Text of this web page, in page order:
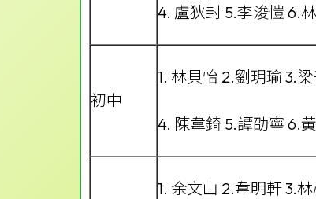
4. 盧狄封 5.李浚愷 6.
初中
1. 林貝怡 2.劉玥瑜 3.
4. 陳韋錡 5.譚劭寧 6.
1. 余文山 2.韋明軒 3.